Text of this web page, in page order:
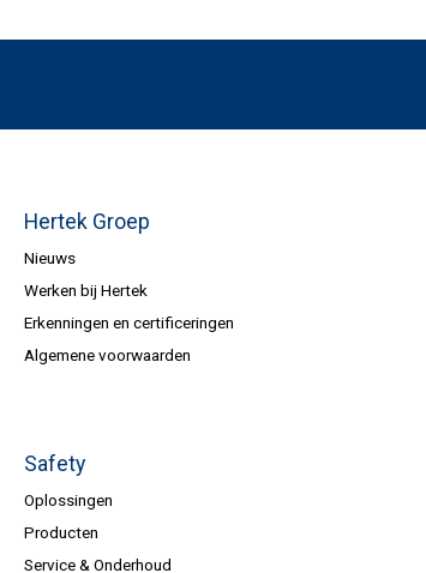
Hertek Groep
Nieuws
Werken bij Hertek
Erkenningen en certificeringen
Algemene voorwaarden
Safety
Oplossingen
Producten
Service & Onderhoud